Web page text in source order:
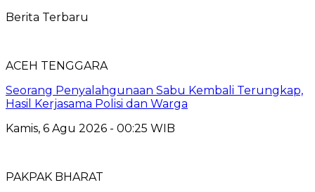
Berita Terbaru
ACEH TENGGARA
Seorang Penyalahgunaan Sabu Kembali Terungkap,
Hasil Kerjasama Polisi dan Warga
Kamis, 6 Agu 2026 - 00:25 WIB
PAKPAK BHARAT